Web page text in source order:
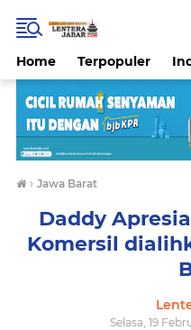
Home Terpopuler
› Jawa Barat
Daddy
Komersil
Selasa, 19